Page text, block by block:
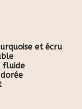
et écru
fluide